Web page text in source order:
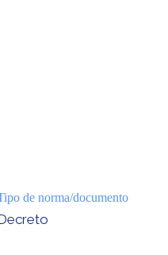
de norma/documento